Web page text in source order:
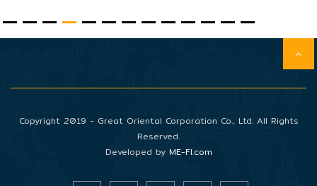
Copyright 2019 - Great Oriental Corporation Co., Ltd. All Rights
Reserved.
Developed by ME-FI.com